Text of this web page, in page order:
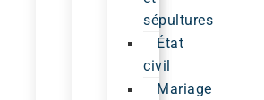
sépultures
État
civil
Mariage